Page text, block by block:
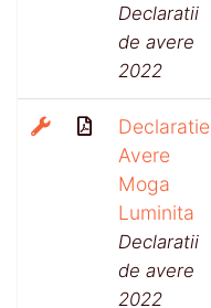
Declaratii
de avere
2022
Declaratie
Avere
Moga
Luminita
Declaratii
de avere
2022